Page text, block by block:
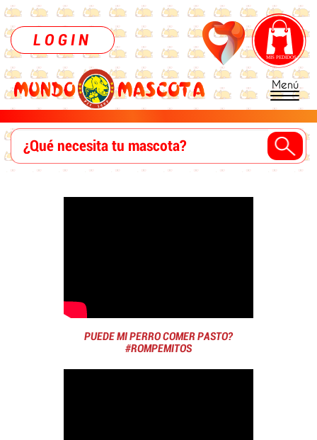
LOGIN
Menú
PUEDE MI PERRO COMER PASTO?
#ROMPEMITOS